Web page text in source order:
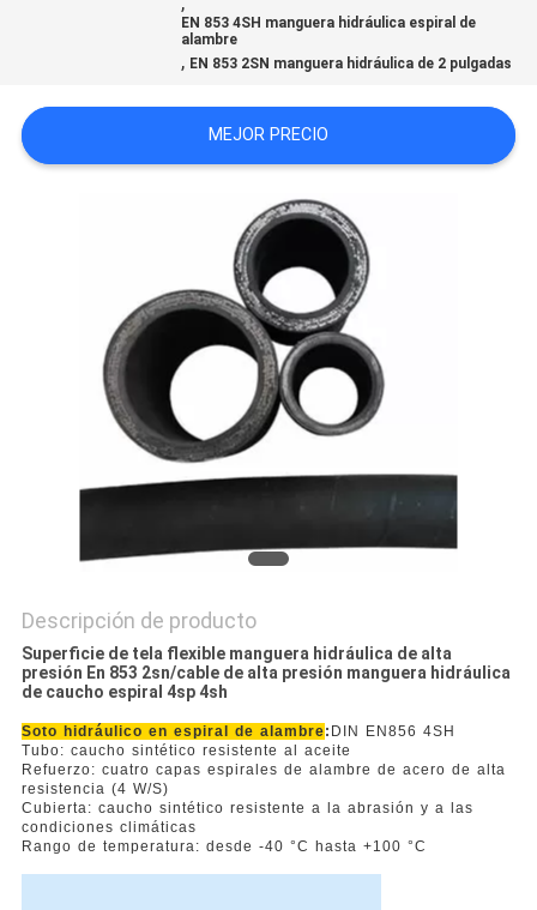
UNA
CITA
EN 853 4SH manguera hidráulica espiral de
alambre
, EN 853 2SN manguera hidráulica de 2 pulgadas
MEJOR PRECIO
Descripción de producto
Superficie de tela flexible manguera hidráulica de alta
presión En 853 2sn/cable de alta presión manguera hidráulica
de caucho espiral 4sp 4sh
Soto hidráulico en espiral de alambre: DIN EN856 4SH
Tubo: caucho sintético resistente al aceite
Refuerzo: cuatro capas espirales de alambre de acero de alta
resistencia (4 W/S)
Cubierta: caucho sintético resistente a la abrasión y a las
condiciones climáticas
Rango de temperatura: desde -40 °C hasta +100 °C